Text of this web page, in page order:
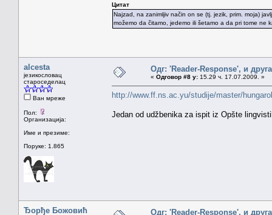
Цитат
Najzad, na zanimljiv način on se (tj. jezik, prim. moja)
možemo da čitamo, jedemo ili šetamo a da pri tome ne
alcesta
језикословац
староседелац
Ван мреже
Пол:
Организација:
Име и презиме:
Поруке: 1.865
Одг: 'Reader-Response', и
« Одговор #8 у: 15.29 ч. 17.07.2009. »
http://www.ff.ns.ac.yu/studije/master/
Jedan od udžbenika za ispit iz Opšte
Ђорђе Божовић Одг: 'Reader-Response', и